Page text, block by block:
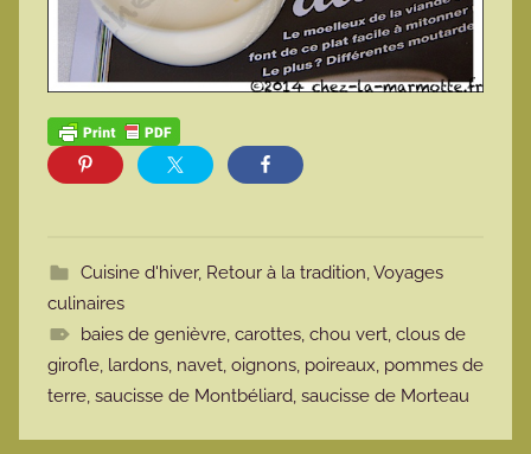
Cuisine d'hiver, Retour à la tradition,Voyages
culinaires
baies de genièvre, carottes, chou vert, clous de
girofle, lardons, navet, oignons, poireaux, pommes de
terre, saucisse de Montbéliard, saucisse de Morteau